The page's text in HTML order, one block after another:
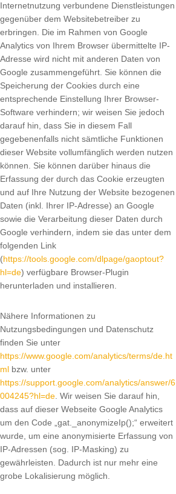
Internetnutzung verbundene Dienstleistungen
gegenüber dem Websitebetreiber zu
erbringen. Die im Rahmen von Google
Analytics von Ihrem Browser übermittelte IP-
Adresse wird nicht mit anderen Daten von
Google zusammengeführt. Sie können die
Speicherung der Cookies durch eine
entsprechende Einstellung Ihrer Browser-
Software verhindern; wir weisen Sie jedoch
darauf hin, dass Sie in diesem Fall
gegebenenfalls nicht sämtliche Funktionen
dieser Website vollumfänglich werden nutzen
können. Sie können darüber hinaus die
Erfassung der durch das Cookie erzeugten
und auf Ihre Nutzung der Website bezogenen
Daten (inkl. Ihrer IP-Adresse) an Google
sowie die Verarbeitung dieser Daten durch
Google verhindern, indem sie das unter dem
folgenden Link
(https://tools.google.com/dlpage/gaoptout?
hl=de) verfügbare Browser-Plugin
herunterladen und installieren.
Nähere Informationen zu
Nutzungsbedingungen und Datenschutz
finden Sie unter
https://www.google.com/analytics/terms/de.ht
ml bzw. unter
https://support.google.com/analytics/answer/6
004245?hl=de . Wir weisen Sie darauf hin,
dass auf dieser Webseite Google Analytics
um den Code „gat._anonymizeIp();“ erweitert
wurde, um eine anonymisierte Erfassung von
IP-Adressen (sog. IP-Masking) zu
gewährleisten. Dadurch ist nur mehr eine
grobe Lokalisierung möglich.